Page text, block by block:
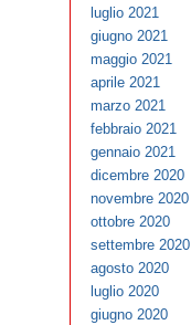
luglio 2021
giugno 2021
maggio 2021
aprile 2021
marzo 2021
febbraio 2021
gennaio 2021
dicembre 2020
novembre 2020
ottobre 2020
settembre 2020
agosto 2020
luglio 2020
giugno 2020